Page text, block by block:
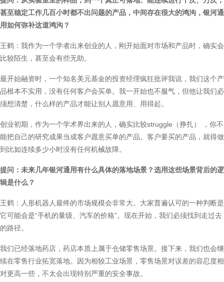
甚至稳定工作几百小时都不出问题的产品，中间存在很大的鸿沟，银河通
用如何弥补这道鸿沟？
王鹤：我作为一个学者出来创业的人，刚开始面对市场和产品时，确实会
比较陌生，甚至会有些无助。
最开始融资时，一个知名美元基金的投资经理疯狂批评我说，我们这个产
品根本不实用，没有任何客户会买单。我一开始也不服气，但他让我们必
须想清楚，什么样的产品才能让别人愿意用、用得起。
创业初期，作为一个学术界出来的人，确实比较struggle（挣扎） ，你不
能把自己的研究成果当成客户愿意买单的产品。客户要买的产品，就得做
到比如连续多少小时没有任何机械故障。
提问：未来几年银河通用有什么具体的落地场景？选用这些场景背后的逻
辑是什么？
王鹤：人形机器人最终的市场规模会非常大。大家普遍认可的一种判断是
它可能会是“手机的量级、汽车的价格”。现在开始，我们必须找到走过去
的路径。
我们已经落地药店，药店本质上属于仓储零售场景。接下来，我们也会继
续在零售行业拓宽落地。因为相较工业场景，零售场景对误差的容忍度相
对更高一些，不太会出现特别严重的安全事故。